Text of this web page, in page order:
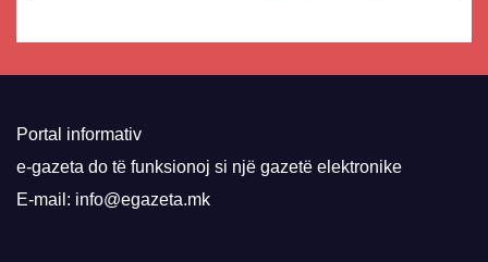
Portal informativ
e-gazeta do të funksionoj si një gazetë elektronike
E-mail: info@egazeta.mk